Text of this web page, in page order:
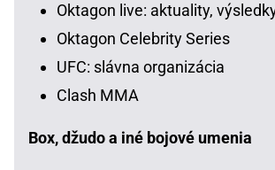
Oktagon live: aktuality,
Oktagon Celebrity Series
UFC: slávna organizácia
Clash MMA
Box, džudo a iné bojové umenia